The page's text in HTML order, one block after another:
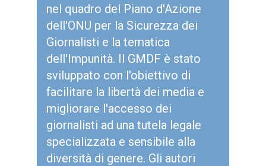
nel quadro del Piano d'Azione
dell'ONU per la Sicurezza dei
Giornalisti e la tematica
dell'Impunità. Il GMDF è stato
sviluppato con l'obiettivo di
facilitare la libertà dei media e
migliorare l'accesso dei
giornalisti ad una tutela legale
specializzata e sensibile alla
diversità di genere. Gli autori